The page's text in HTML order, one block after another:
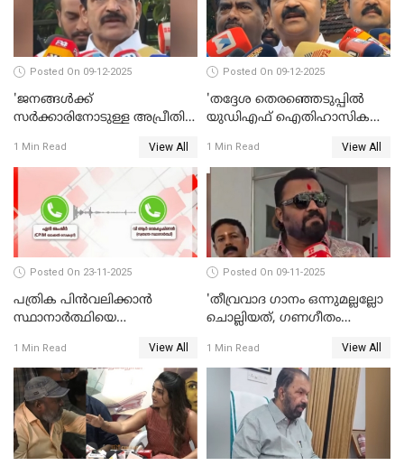
Posted On 09-12-2025
'ജനങ്ങള്‍ക്ക്
സര്‍ക്കാരിനോടുള്ള അപ്രീതി
പ്രതിഫലിക്കും'; കെ.സി
വേണുഗോപാല്‍ WATCH
1 Min Read View All
Posted On 09-12-2025
'തദ്ദേശ തെരഞ്ഞെടുപ്പില്‍
യുഡിഎഫ് ഐതിഹാസിക
സതീശന്‍ WATCH VIDEO
1 Min Read View All
Posted On 23-11-2025
പത്രിക പിന്‍വലിക്കാന്‍
സ്ഥാനാര്‍ത്ഥിയെ
WATCH VIDEO
1 Min Read View All
Posted On 09-11-2025
'തീവ്രവാദ ഗാനം ഒന്നുമല്ലല്ലോ
ചൊല്ലിയത്, ഗണഗീതം
ഭാഗം'; സുരേഷ് ഗോപി WATCH
VIDEO
1 Min Read View All